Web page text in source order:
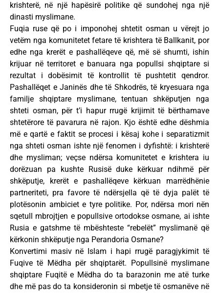
krishterë, në një hapësirë politike që sundohej nga një
dinasti myslimane.
Fuqia ruse që po i imponohej shtetit osman u vërejt jo
vetëm nga komunitetet fetare të krishtera të Ballkanit, por
edhe nga krerët e pashallëqeve që, më së shumti, ishin
krijuar në territoret e banuara nga popullsi shqiptare si
rezultat i dobësimit të kontrollit të pushtetit qendror.
Pashallëqet e Janinës dhe të Shkodrës, të kryesuara nga
familje shqiptare myslimane, tentuan shkëputjen nga
shteti osman, për t’i hapur rrugë krijimit të bërthamave
shtetërore të pavarura në rajon. Kjo është edhe dëshmia
më e qartë e faktit se procesi i kësaj kohe i separatizmit
nga shteti osman ishte një fenomen i dyfishtë: i krishterë
dhe mysliman; veçse ndërsa komunitetet e krishtera iu
dorëzuan pa kushte Rusisë duke kërkuar ndihmë për
shkëputje, krerët e pashallëqeve kërkuan marrëdhënie
partneriteti, pra favore të ndërsjella që të dyja palët të
plotësonin ambiciet e tyre politike. Por, ndërsa mori nën
sqetull mbrojtjen e popullsive ortodokse osmane, ai ishte
Rusia e gatshme të mbështeste “rebelët” myslimanë që
kërkonin shkëputje nga Perandoria Osmane?
Konvertimi masiv në Islam i hapi rrugë paragjykimit të
Fuqive të Mëdha për shqiptarët. Popullsinë myslimane
shqiptare Fuqitë e Mëdha do ta barazonin me atë turke
dhe më pas do ta konsideronin si mbetje të osmanëve në